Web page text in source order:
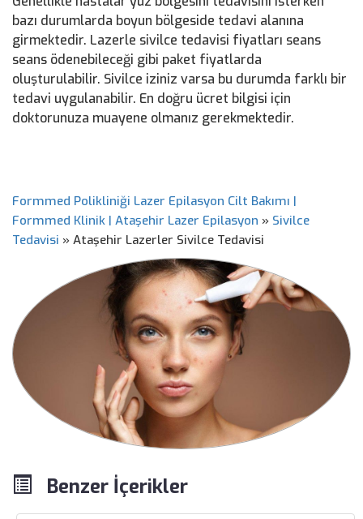
bazı durumlarda boyun bölgeside tedavi alanına
girmektedir. Lazerle sivilce tedavisi fiyatları seans
seans ödenebileceği gibi paket fiyatlarda
oluşturulabilir. Sivilce iziniz varsa bu durumda farklı bir
tedavi uygulanabilir. En doğru ücret bilgisi için
doktorunuza muayene olmanız gerekmektedir.
Formmed Polikliniği Lazer Epilasyon Cilt Bakımı |
Formmed Klinik | Ataşehir Lazer Epilasyon » Sivilce
Tedavisi » Ataşehir Lazerler Sivilce Tedavisi
Benzer İçerikler